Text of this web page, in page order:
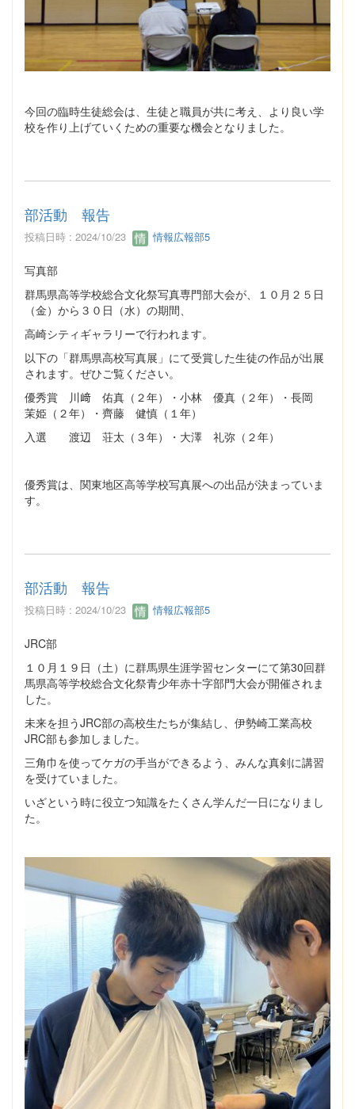
今回の臨時生徒総会は、生徒と職員が共に考え、より良い学
校を作り上げていくための重要な機会となりました。
部活動 報告
投稿日時 : 2024/10/23 情報広報部5
写真部
群馬県高等学校総合文化祭写真専門部大会が、１０月２５日
（金）から３０日（水）の期間、
高崎シティギャラリーで行われます。
以下の「群馬県高校写真展」にて受賞した生徒の作品が出展
されます。ぜひご覧ください。
優秀賞 川﨑 佑真（２年）・小林 優真（２年）・長岡
茉姫（２年）・齊藤 健慎（１年）
入選 渡辺 荘太（３年）・大澤 礼弥（２年）
優秀賞は、関東地区高等学校写真展への出品が決まっていま
す。
部活動 報告
投稿日時 : 2024/10/23 情報広報部5
JRC部
１０月１９日（土）に群馬県生涯学習センターにて第30回群
馬県高等学校総合文化祭青少年赤十字部門大会が開催されま
した。
未来を担うJRC部の高校生たちが集結し、伊勢崎工業高校
JRC部も参加しました。
三角巾を使ってケガの手当ができるよう、みんな真剣に講習
を受けていました。
いざという時に役立つ知識をたくさん学んだ一日になりまし
た。